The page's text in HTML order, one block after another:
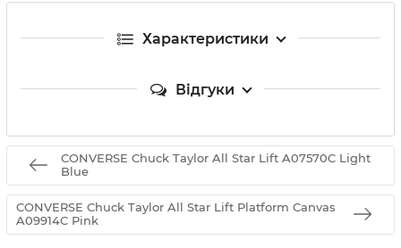
Характеристики
Відгуки
CONVERSE Chuck Taylor All Star Lift A07570C Light
Blue
CONVERSE Chuck Taylor All Star Lift Platform Canvas
A09914C Pink